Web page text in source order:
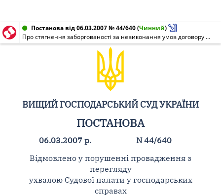
Постанова від 06.03.2007 № 44/640(Чинний)
Про стягнення заборгованості за невиконання умов договору доручення та зобов'язання повернути залишок нереалізованого товару та надати інформацію про залишки невикористаних послуг
ВИЩИЙ ГОСПОДАРСЬКИЙ СУД УКРАЇНИ
ПОСТАНОВА
06.03.2007 р.
N 44/640
Відмовлено у порушенні провадження з
перегляду
ухвалою Судової палати у господарських
справах